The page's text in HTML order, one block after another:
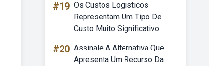
#19 Os Custos Logisticos
Representam Um Tipo De
Custo Muito Significativo
#20 Assinale A Alternativa Que
Apresenta Um Recurso Da